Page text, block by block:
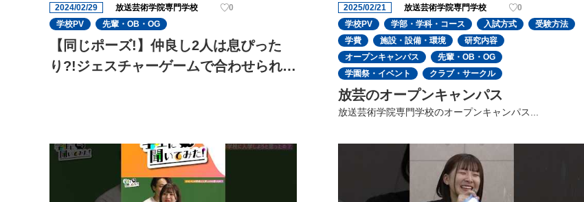
2024/02/29 放送芸術学院専門学校
0
学校PV
先輩・OB・OG
【同じポーズ!】仲良し2人は息ぴった
り?!ジェスチャーゲームで合わせられる
2025/02/21 放送芸術学院専門学校
0
学校PV
学部・学科・コース 入試方式
受験方法
学費
施設・設備・環境
研究内容
オープンキャンパス
先輩・OB・OG
学園祭・イベント
クラブ・サークル
放芸のオープンキャンパス
放送芸術学院専門学校のオープンキャンパス...